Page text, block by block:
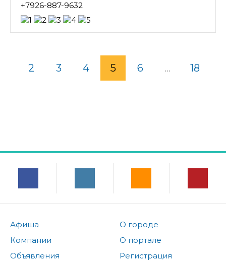
+7926-887-9632
2 3 4 5 6 ... 18
Афиша
Компании
Объявления
О городе
О портале
Регистрация